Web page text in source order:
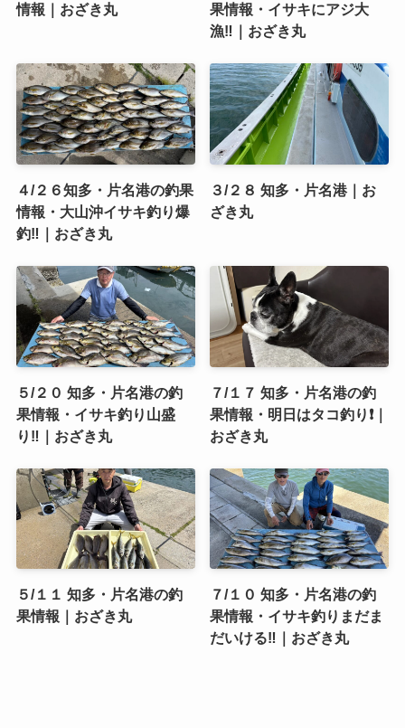
情報｜おざき丸
果情報・イサキにアジ大
漁‼️｜おざき丸
４/２６知多・片名港の釣果
情報・大山沖イサキ釣り爆
釣‼️｜おざき丸
３/２８ 知多・片名港｜お
ざき丸
５/２０ 知多・片名港の釣
果情報・イサキ釣り山盛
り‼️｜おざき丸
７/１７ 知多・片名港の釣
果情報・明日はタコ釣り❗️｜
おざき丸
５/１１ 知多・片名港の釣
果情報｜おざき丸
７/１０ 知多・片名港の釣
果情報・イサキ釣りまだま
だいける‼️｜おざき丸